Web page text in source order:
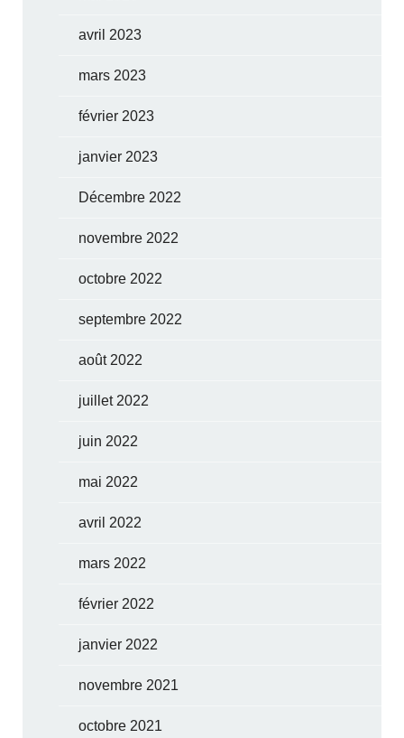
avril 2023
mars 2023
février 2023
janvier 2023
Décembre 2022
novembre 2022
octobre 2022
septembre 2022
août 2022
juillet 2022
juin 2022
mai 2022
avril 2022
mars 2022
février 2022
janvier 2022
novembre 2021
octobre 2021